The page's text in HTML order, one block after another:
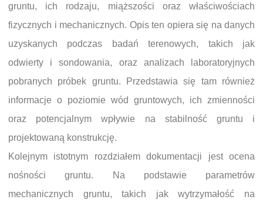
gruntu, ich rodzaju, miąższości oraz właściwościach
fizycznych i mechanicznych. Opis ten opiera się na danych
uzyskanych podczas badań terenowych, takich jak
odwierty i sondowania, oraz analizach laboratoryjnych
pobranych próbek gruntu. Przedstawia się tam również
informacje o poziomie wód gruntowych, ich zmienności
oraz potencjalnym wpływie na stabilność gruntu i
projektowaną konstrukcję.
Kolejnym istotnym rozdziałem dokumentacji jest ocena
nośności gruntu. Na podstawie parametrów
mechanicznych gruntu, takich jak wytrzymałość na